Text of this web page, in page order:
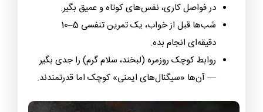
در فواصل کاری، نفس‌های کوتاه و عمیق بگیر.
شب‌ها قبل از خواب، یک تمرین تنفسی 5–10
دقیقه‌ای انجام بده.
روابط کوچک روزمره (لبخند، سلام گرم) را جدی بگیر
— آن‌ها «سیگنال‌های ایمنی» کوچک اما قدرتمندند.